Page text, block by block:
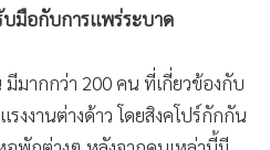
บมือกับการแพร่ระบาด
มากกว่า 200 คน ที่เกี่ยวข้องกับ
งงานต่างด้าว โดยสิงคโปร์กักกัน